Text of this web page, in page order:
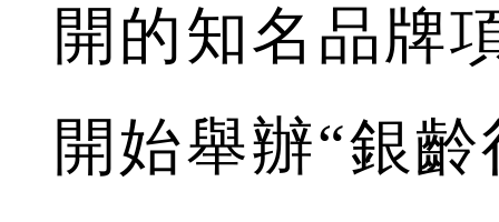
開的知名品牌
開始舉辦“銀